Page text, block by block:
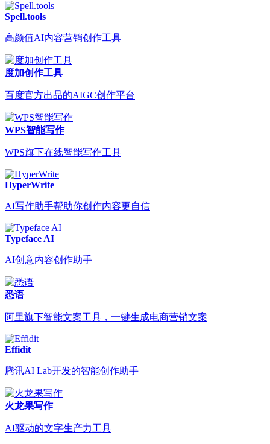
Spell.tools
高颜值AI内容营销创作工具
度加创作工具
百度官方出品的AIGC创作平台
WPS智能写作
WPS旗下在线智能写作工具
HyperWrite
AI写作助手帮助你创作内容更自信
Typeface AI
AI创意内容创作助手
悉语
阿里旗下智能文案工具，一键生成电商营销文案
Effidit
腾讯AI Lab开发的智能创作助手
火龙果写作
AI驱动的文字生产力工具